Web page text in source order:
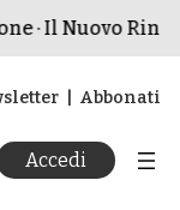
· Il Nuovo
Abbonati
Accedi